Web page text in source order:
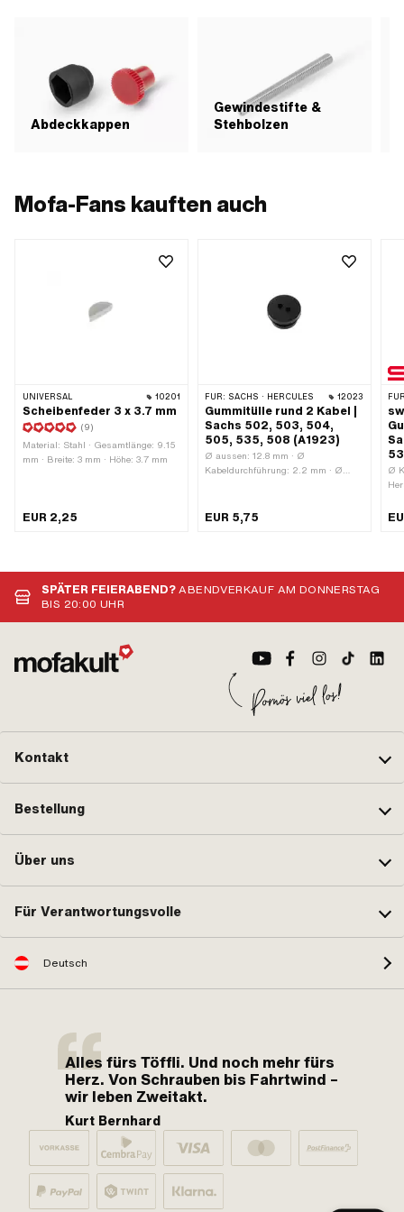
Abdeckkappen
Gewindestifte &
Stehbolzen
Mofa-Fans kauften auch
UNIVERSAL 10201
Scheibenfeder 3 x 3.7 mm
(9)
Material: Stahl · Gesamtlänge: 9.15
mm · Breite: 3 mm · Höhe: 3.7 mm
EUR 2,25
FÜR: SACHS · HERCULES 12023
Gummitülle rund 2 Kabel |
Sachs 502, 503, 504,
505, 535, 508 (A1923)
Ø aussen: 12.8 mm · Ø
Kabeldurchführung: 2.2 mm · Ø
Gummi · Farbe: schwarz · Ø
Montageloch: 8.5 mm · Pony OEM-
EUR 5,75
Ø
SPÄTER FEIERABEND?ABENDVERKAUF AM DONNERSTAG
BIS 20:00 UHR
Kontakt
Bestellung
Über uns
Für Verantwortungsvolle
Deutsch
Alles fürs Töffli. Und noch mehr fürs
Herz. Von Schrauben bis Fahrtwind –
wir leben Zweitakt.
Kurt Bernhard